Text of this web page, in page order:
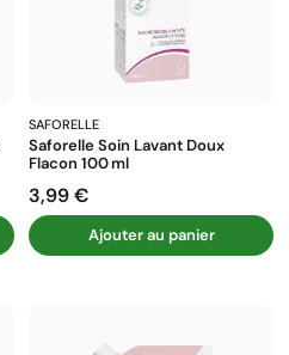
SAFORELLE
Saforelle Soin Lavant Doux
Flacon 100 Ml
Prix
3,99 €
Ajouter au panier